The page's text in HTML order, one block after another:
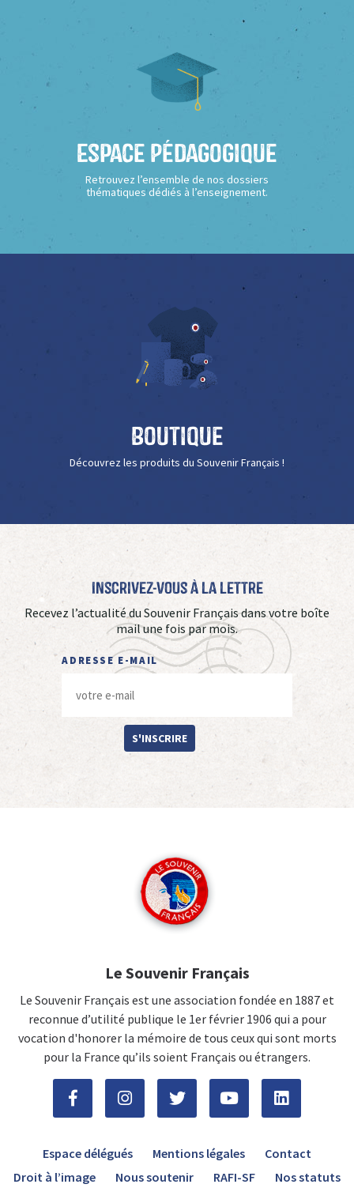
Espace Pédagogique
Retrouvez l’ensemble de nos dossiers
thématiques dédiés à l’enseignement.
Boutique
Découvrez les produits du Souvenir Français !
Inscrivez-vous à La Lettre
Recevez l’actualité du Souvenir Français dans votre boîte
mail une fois par mois.
ADRESSE E-MAIL
S'INSCRIRE
Le Souvenir Français
Le Souvenir Français est une association fondée en 1887 et
reconnue d’utilité publique le 1er février 1906 qui a pour
vocation d'honorer la mémoire de tous ceux qui sont morts
pour la France qu’ils soient Français ou étrangers.
Espace délégués Mentions légales
Contact
Droit à l’image
Nous soutenir RAFI-SF Nos statuts